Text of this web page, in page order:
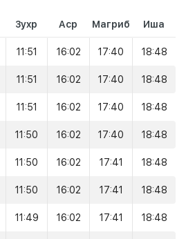
Зухр Аср Магриб Иша
11:51 16:02 17:40 18:48
11:51 16:02 17:40 18:48
11:51 16:02 17:40 18:48
11:50 16:02 17:40 18:48
11:50 16:02 17:41 18:48
11:50 16:02 17:41 18:48
11:49 16:02 17:41 18:48